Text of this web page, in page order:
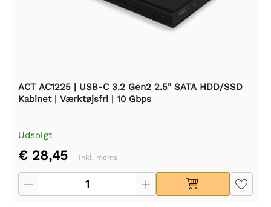
ACT AC1225 | USB-C 3.2 Gen2 2.5" SATA HDD/SSD
Kabinet | Værktøjsfri | 10 Gbps
Udsolgt
€ 28,45 Inkl. moms